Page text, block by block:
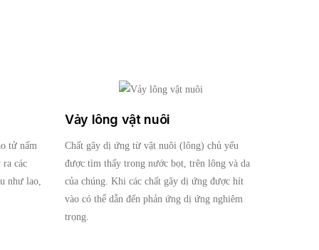
tử nấm
ra các
như lao,
Vảy lông vật nuôi
Chất gây dị ứng từ vật nuôi (lông) chủ yếu
được tìm thấy trong nước bọt, trên lông và da
của chúng. Khi các chất gây dị ứng được hít
vào có thể dẫn đến phản ứng dị ứng nghiêm
trọng.